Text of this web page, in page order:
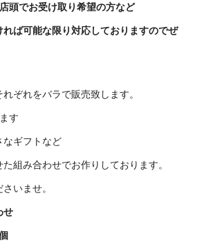
頭でお受け取り希望の方など
ば可能な限り対応しておりますのでぜ
ぞれをバラで販売致します。
す
ギフトなど
組み合わせでお作りしております。
いませ。
せ